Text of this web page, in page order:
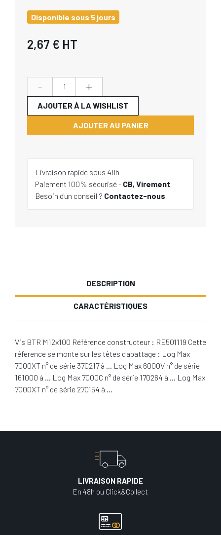
Disponible sous 5 jours
2,67 € HT
- +
AJOUTER AU PANIER
AJOUTER À LA WISHLIST
Livraison rapide sous 48h
Paiement 100% sécurisé - CB, Virement
Besoin d'un conseil ? Contactez-nous
DESCRIPTION
CARACTÉRISTIQUES
Vis BTR M12x100 Référence constructeur : RE501119 Cette
référence se monte sur les têtes d'abattage : Log Max
7000XT n° de série 370217 à … Log Max 6000V n° de série
161000 à … Log Max 7000C n° de série 170264 à … Log Max
7000XT n° de série 270154 à …
LIVRAISON RAPIDE
En 48h ou Click&Collect